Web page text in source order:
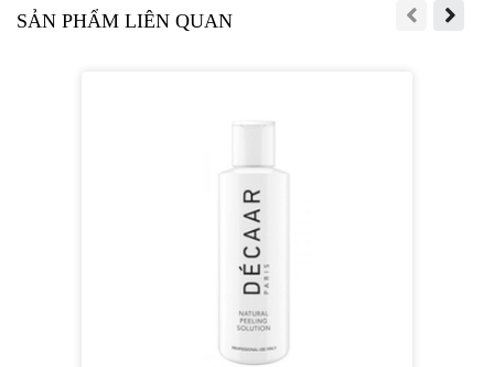
SẢN PHẨM LIÊN QUAN